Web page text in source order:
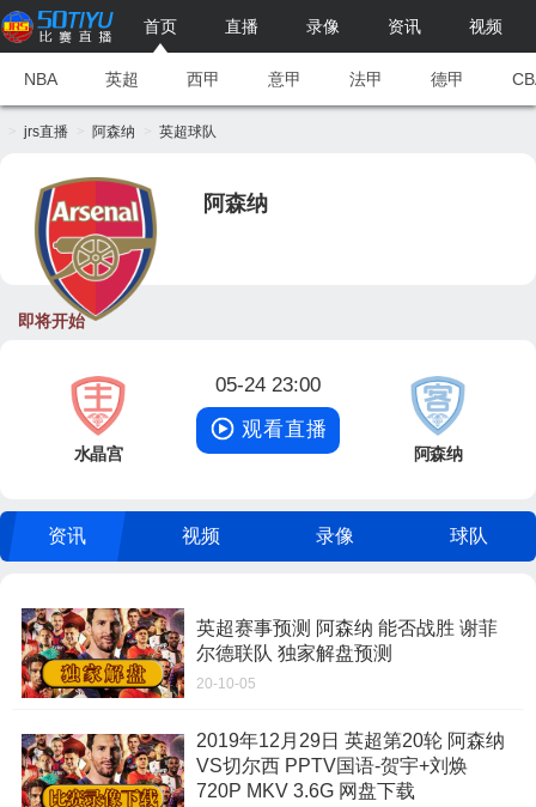
首页 直播 录像 资讯 视频
NBA 英超 西甲 意甲 法甲 德甲
jrs直播 阿森纳 英超球队
阿森纳
即将开始
水晶宫
05-24 23:00
观看直播
阿森纳
资讯 视频 录像 球队
英超赛事预测 阿森纳 能否战胜 谢菲
尔德联队 独家解盘预测
20-10-05
2019年12月29日 英超第20轮 阿森纳
VS切尔西 PPTV国语-贺宇+刘焕
720P MKV 3.6G 网盘下载